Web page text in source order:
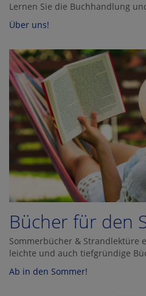
Lernen Sie die Buchhandlung
Über uns!
Bücher für den
Sommerbücher & Strandlektüre
leichte und auch tiefgründige
Ab in den Sommer!